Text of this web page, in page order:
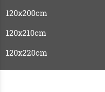
120x200cm
120x210cm
120x220cm